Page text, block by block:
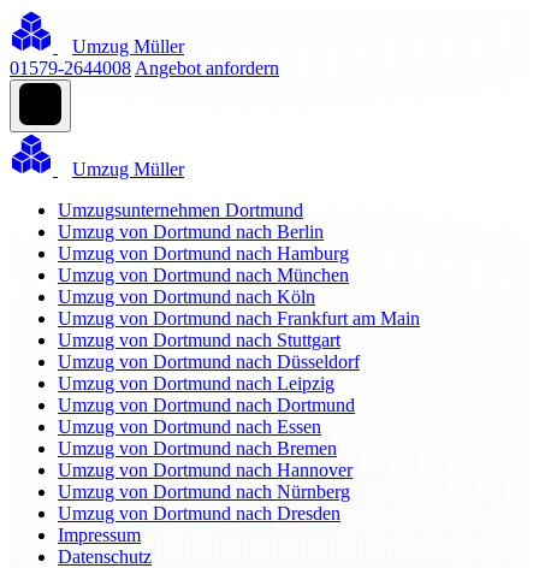
Umzug Müller
01579-2644008 Angebot anfordern
Umzug Müller
Umzugsunternehmen Dortmund
Umzug von Dortmund nach Berlin
Umzug von Dortmund nach Hamburg
Umzug von Dortmund nach München
Umzug von Dortmund nach Köln
Umzug von Dortmund nach Frankfurt am Main
Umzug von Dortmund nach Stuttgart
Umzug von Dortmund nach Düsseldorf
Umzug von Dortmund nach Leipzig
Umzug von Dortmund nach Dortmund
Umzug von Dortmund nach Essen
Umzug von Dortmund nach Bremen
Umzug von Dortmund nach Hannover
Umzug von Dortmund nach Nürnberg
Umzug von Dortmund nach Dresden
Impressum
Datenschutz